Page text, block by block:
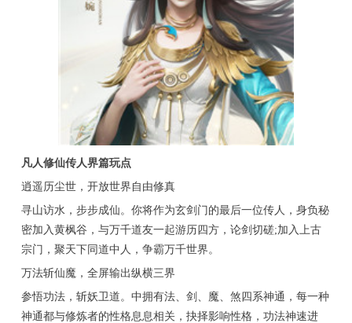
凡人修仙传人界篇玩点
逍遥历尘世，开放世界自由修真
寻山访水，步步成仙。你将作为玄剑门的最后一位传人，身负秘
密加入黄枫谷，与万千道友一起游历四方，论剑切磋;加入上古
宗门，聚天下同道中人，争霸万千世界。
万法斩仙魔，全屏输出纵横三界
参悟功法，斩妖卫道。中拥有法、剑、魔、煞四系神通，每一种
神通都与修炼者的性格息息相关，抉择影响性格，功法神速进